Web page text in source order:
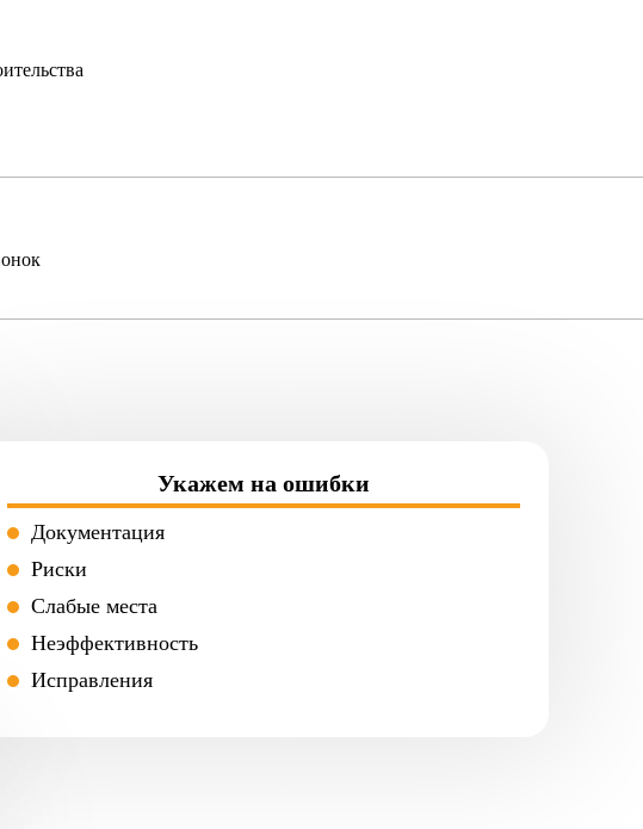
Укажем на ошибки
Документация
Риски
Слабые места
Неэффективность
Исправления